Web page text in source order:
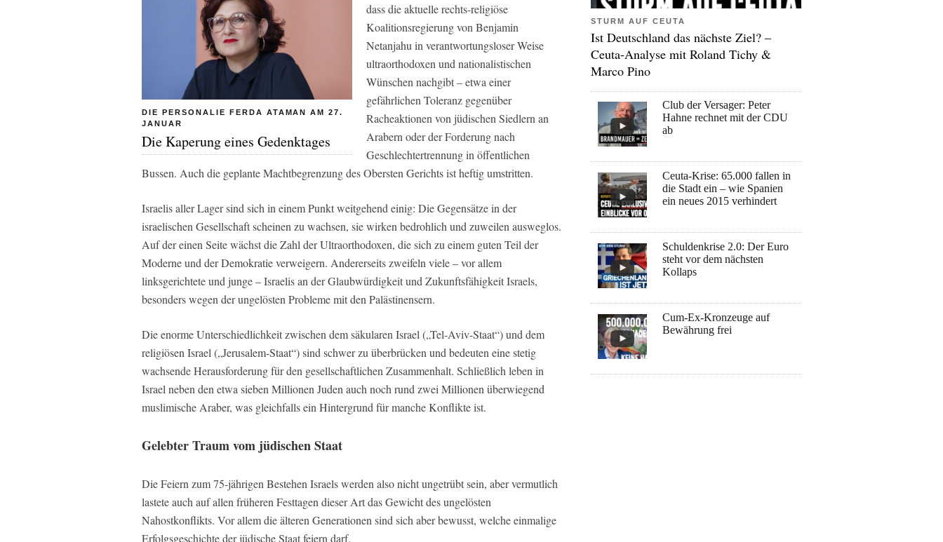
DIE PERSONALIE FERDA ATAMAN AM 27.
JANUAR
Die Kaperung eines Gedenktages
dass die aktuelle rechts-religiöse
Koalitionsregierung von Benjamin
Netanjahu in verantwortungsloser Weise
ultraorthodoxen und nationalistischen
Wünschen nachgibt – etwa einer
gefährlichen Toleranz gegenüber
Racheaktionen von jüdischen Siedlern an
Arabern oder der Forderung nach
Geschlechtertrennung in öffentlichen
Bussen. Auch die geplante Machtbegrenzung des Obersten Gerichts ist heftig umstritten.
Israelis aller Lager sind sich in einem Punkt weitgehend einig: Die Gegensätze in der
israelischen Gesellschaft scheinen zu wachsen, sie wirken bedrohlich und zuweilen ausweglos.
Auf der einen Seite wächst die Zahl der Ultraorthodoxen, die sich zu einem guten Teil der
Moderne und der Demokratie verweigern. Andererseits zweifeln viele – vor allem
linksgerichtete und junge – Israelis an der Glaubwürdigkeit und Zukunftsfähigkeit Israels,
besonders wegen der ungelösten Probleme mit den Palästinensern.
Die enorme Unterschiedlichkeit zwischen dem säkularen Israel („Tel-Aviv-Staat“) und dem
religiösen Israel („Jerusalem-Staat“) sind schwer zu überbrücken und bedeuten eine stetig
wachsende Herausforderung für den gesellschaftlichen Zusammenhalt. Schließlich leben in
Israel neben den etwa sieben Millionen Juden auch noch rund zwei Millionen überwiegend
muslimische Araber, was gleichfalls ein Hintergrund für manche Konflikte ist.
Gelebter Traum vom jüdischen Staat
Die Feiern zum 75-jährigen Bestehen Israels werden also nicht ungetrübt sein, aber vermutlich
lastete auch auf allen früheren Festtagen dieser Art das Gewicht des ungelösten
Nahostkonflikts. Vor allem die älteren Generationen sind sich aber bewusst, welche einmalige
Erfolgsgeschichte der jüdische Staat feiern darf.
STURM AUF CEUTA
Ist Deutschland das nächste Ziel? –
Ceuta-Analyse mit Roland Tichy &
Marco Pino
Club der Versager: Peter
Hahne rechnet mit der CDU
ab
Ceuta-Krise: 65.000 fallen in
die Stadt ein – wie Spanien
ein neues 2015 verhindert
Schuldenkrise 2.0: Der Euro
steht vor dem nächsten
Kollaps
Cum-Ex-Kronzeuge auf
Bewährung frei